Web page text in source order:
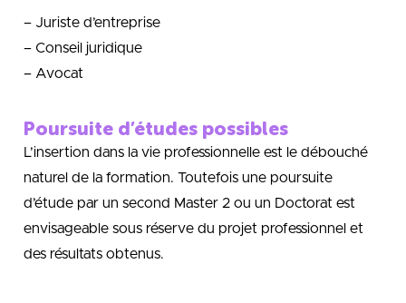
– Juriste d’entreprise
– Conseil juridique
– Avocat
Poursuite d’études possibles
L’insertion dans la vie professionnelle est le débouché
naturel de la formation. Toutefois une poursuite
d’étude par un second Master 2 ou un Doctorat est
envisageable sous réserve du projet professionnel et
des résultats obtenus.